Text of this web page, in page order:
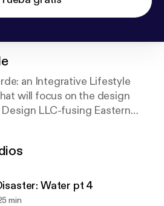
an Integrative Lifestyle
will focus on the design
LLC-fusing Eastern
with the goals and
Join us for shows on
Shui, picking out GREEN
& how to apply ILD to your
Make sure to "like" us on
Water pt 4
min